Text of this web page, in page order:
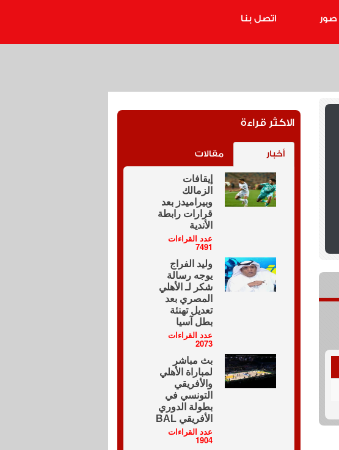
صور اتصل بنا
الاكثر قراءة
أخبار مقالات
إيقافات
الزمالك
وبيراميدز بعد
قرارات رابطة
الأندية
عدد القراءات
7491
وليد الفراج
يوجه رسالة
شكر لـ الأهلي
المصري بعد
تعديل تهنئة
بطل آسيا
عدد القراءات
2073
بث مباشر
لمباراة الأهلي
والأفريقي
التونسي في
بطولة الدوري
الأفريقي BAL
عدد القراءات
1904